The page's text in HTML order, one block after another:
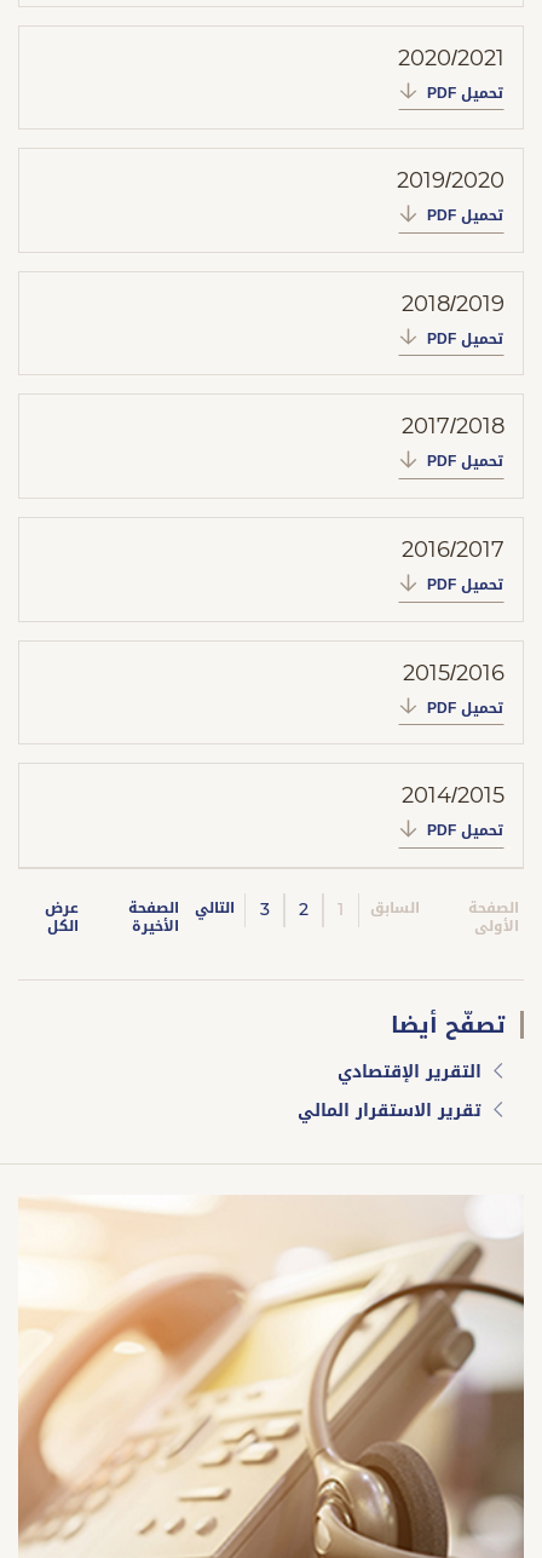
2020/2021
تحميل PDF
2019/2020
تحميل PDF
2018/2019
تحميل PDF
2017/2018
تحميل PDF
2016/2017
تحميل PDF
2015/2016
تحميل PDF
2014/2015
تحميل PDF
الصفحة
الأولى
السابق 1
2
3 التالي الصفحة
الأخيرة
عرض
الكل
تصفّح أيضا
التقرير الإقتصادي
تقرير الاستقرار المالي